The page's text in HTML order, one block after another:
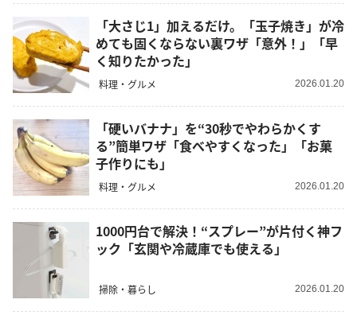
「大さじ1」加えるだけ。「玉子焼き」が冷
めても固くならない裏ワザ「意外！」「早
く知りたかった」
料理・グルメ 2026.01.20
「硬いバナナ」を“30秒でやわらかくす
る”簡単ワザ「食べやすくなった」「お菓
子作りにも」
料理・グルメ 2026.01.20
1000円台で解決！“スプレー”が片付く神フ
ック「玄関や冷蔵庫でも使える」
掃除・暮らし 2026.01.20